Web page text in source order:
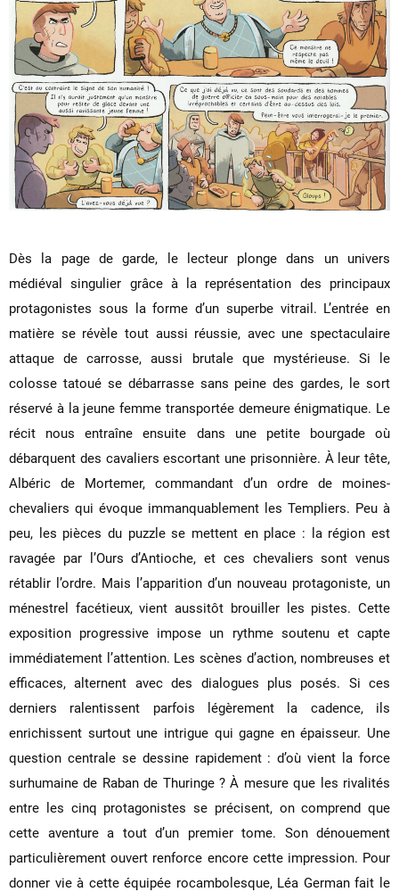
Dès la page de garde, le lecteur plonge dans un univers
médiéval singulier grâce à la représentation des principaux
protagonistes sous la forme d’un superbe vitrail. L’entrée en
matière se révèle tout aussi réussie, avec une spectaculaire
attaque de carrosse, aussi brutale que mystérieuse. Si le
colosse tatoué se débarrasse sans peine des gardes, le sort
réservé à la jeune femme transportée demeure énigmatique. Le
récit nous entraîne ensuite dans une petite bourgade où
débarquent des cavaliers escortant une prisonnière. À leur tête,
Albéric de Mortemer, commandant d’un ordre de moines-
chevaliers qui évoque immanquablement les Templiers. Peu à
peu, les pièces du puzzle se mettent en place : la région est
ravagée par l’Ours d’Antioche, et ces chevaliers sont venus
rétablir l’ordre. Mais l’apparition d’un nouveau protagoniste, un
ménestrel facétieux, vient aussitôt brouiller les pistes. Cette
exposition progressive impose un rythme soutenu et capte
immédiatement l’attention. Les scènes d’action, nombreuses et
efficaces, alternent avec des dialogues plus posés. Si ces
derniers ralentissent parfois légèrement la cadence, ils
enrichissent surtout une intrigue qui gagne en épaisseur. Une
question centrale se dessine rapidement : d’où vient la force
surhumaine de Raban de Thuringe ? À mesure que les rivalités
entre les cinq protagonistes se précisent, on comprend que
cette aventure a tout d’un premier tome. Son dénouement
particulièrement ouvert renforce encore cette impression. Pour
donner vie à cette équipée rocambolesque, Léa German fait le